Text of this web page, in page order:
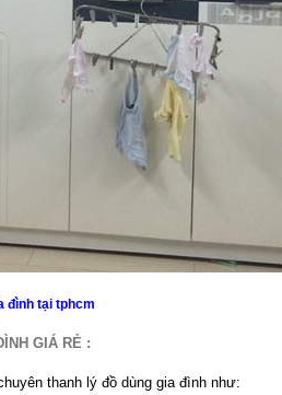
đình tại tphcm
GIÁ RẺ :
thanh lý đồ dùng gia đình như: